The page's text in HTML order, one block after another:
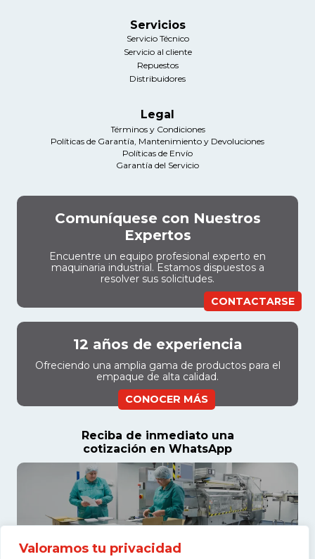
Valoramos tu privacidad
Servicios
Servicio Técnico
Servicio al cliente
Repuestos
Distribuidores
Legal
Términos y Condiciones
Políticas de Garantía, Mantenimiento y Devoluciones
Políticas de Envío
Garantía del Servicio
Comuníquese con Nuestros
Expertos
Encuentre un equipo profesional experto en
maquinaria industrial. Estamos dispuestos a
resolver sus solicitudes.
CONTACTARSE
12 años de experiencia
Ofreciendo una amplia gama de productos para el
empaque de alta calidad.
CONOCER MÁS
Reciba de inmediato una
cotización en WhatsApp